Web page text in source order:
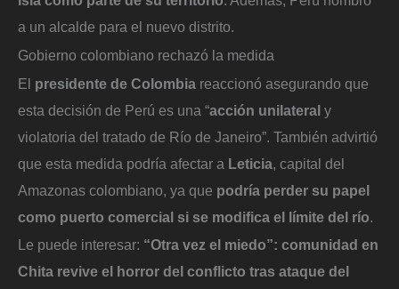
a un alcalde para el nuevo distrito.
Gobierno colombiano rechazó la medida
El presidente de Colombia reaccionó asegurando que
esta decisión de Perú es una “acción unilateral y
violatoria del tratado de Río de Janeiro”. También advirtió
que esta medida podría afectar a Leticia, capital del
Amazonas colombiano, ya que podría perder su papel
como puerto comercial si se modifica el límite del río.
Le puede interesar: “Otra vez el miedo”: comunidad en
Chita revive el horror del conflicto tras ataque del